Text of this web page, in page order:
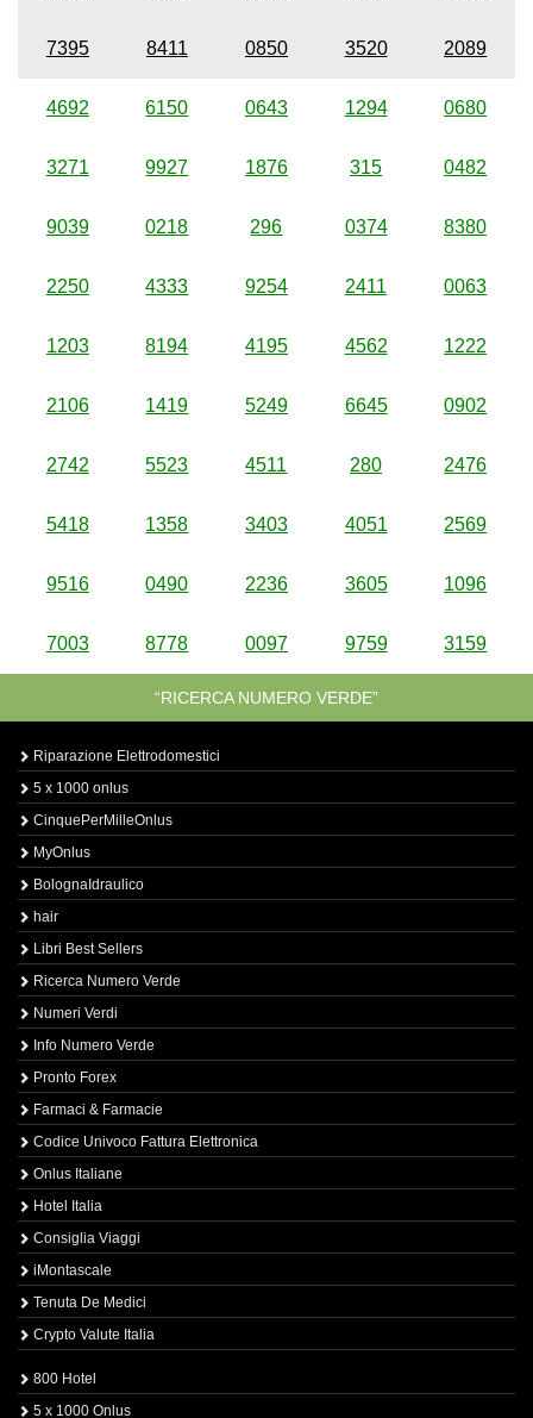
7395 8411 0850 3520 2089
4692 6150 0643 1294 0680
3271 9927 1876 315 0482
9039 0218 296 0374 8380
2250 4333 9254 2411 0063
1203 8194 4195 4562 1222
2106 1419 5249 6645 0902
2742 5523 4511 280 2476
5418 1358 3403 4051 2569
9516 0490 2236 3605 1096
7003 8778 0097 9759 3159
“RICERCA NUMERO VERDE”
Riparazione Elettrodomestici
5 x 1000 onlus
CinquePerMilleOnlus
MyOnlus
BolognaIdraulico
hair
Libri Best Sellers
Ricerca Numero Verde
Numeri Verdi
Info Numero Verde
Pronto Forex
Farmaci & Farmacie
Codice Univoco Fattura Elettronica
Onlus Italiane
Hotel Italia
Consiglia Viaggi
iMontascale
Tenuta De Medici
Crypto Valute Italia
800 Hotel
5 x 1000 Onlus